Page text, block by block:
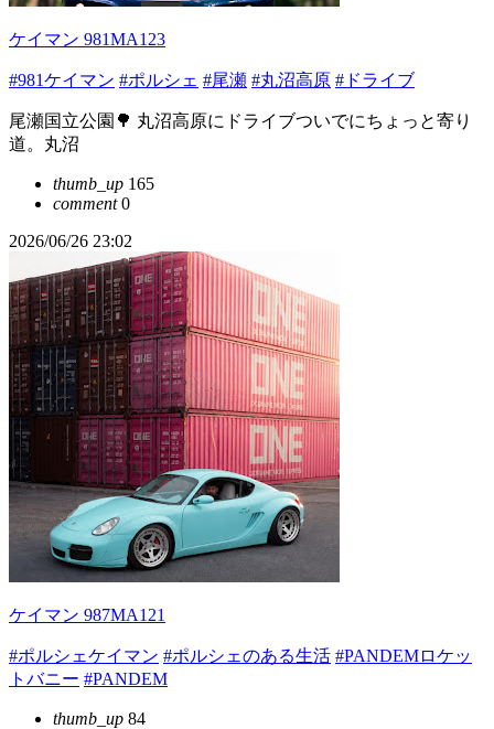
ケイマン 981MA123
#981ケイマン #ポルシェ #尾瀬 #丸沼高原 #ドライブ
尾瀬国立公園🌳 丸沼高原にドライブついでにちょっと寄り
道。丸沼
thumb_up 165
comment0
2026/06/26 23:02
ケイマン 987MA121
#ポルシェケイマン #ポルシェのある生活 #PANDEMロケッ
トバニー #PANDEM
thumb_up 84